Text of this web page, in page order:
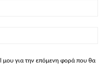
μου για την επόμενη φορά που θα